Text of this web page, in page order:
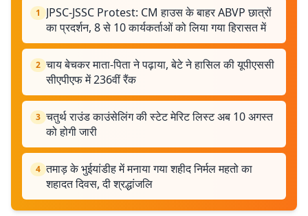
1
JPSC-JSSC Protest: CM हाउस के बाहर ABVP छात्रों
का प्रदर्शन, 8 से 10 कार्यकर्ताओं को लिया गया हिरासत में
2 चाय बेचकर माता-पिता ने पढ़ाया, बेटे ने हासिल की यूपीएससी
सीएपीएफ में 236वीं रैंक
3 चतुर्थ राउंड काउंसेलिंग की स्टेट मेरिट लिस्ट अब 10 अगस्त
को होगी जारी
4 तमाड़ के भुईयांडीह में मनाया गया शहीद निर्मल महतो का
शहादत दिवस, दी श्रद्धांजलि